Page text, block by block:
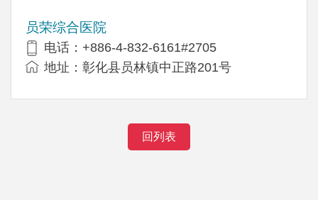
员荣综合医院
电话：+886-4-832-6161#2705
地址：彰化县员林镇中正路201号
回列表